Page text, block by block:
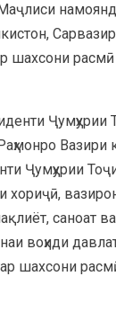
шахсони расмӣ
Ҷумҳурии
Вазири
Ҷумҳурии
хориҷӣ,
саноат ва
воҳиди
шахсони расмӣ